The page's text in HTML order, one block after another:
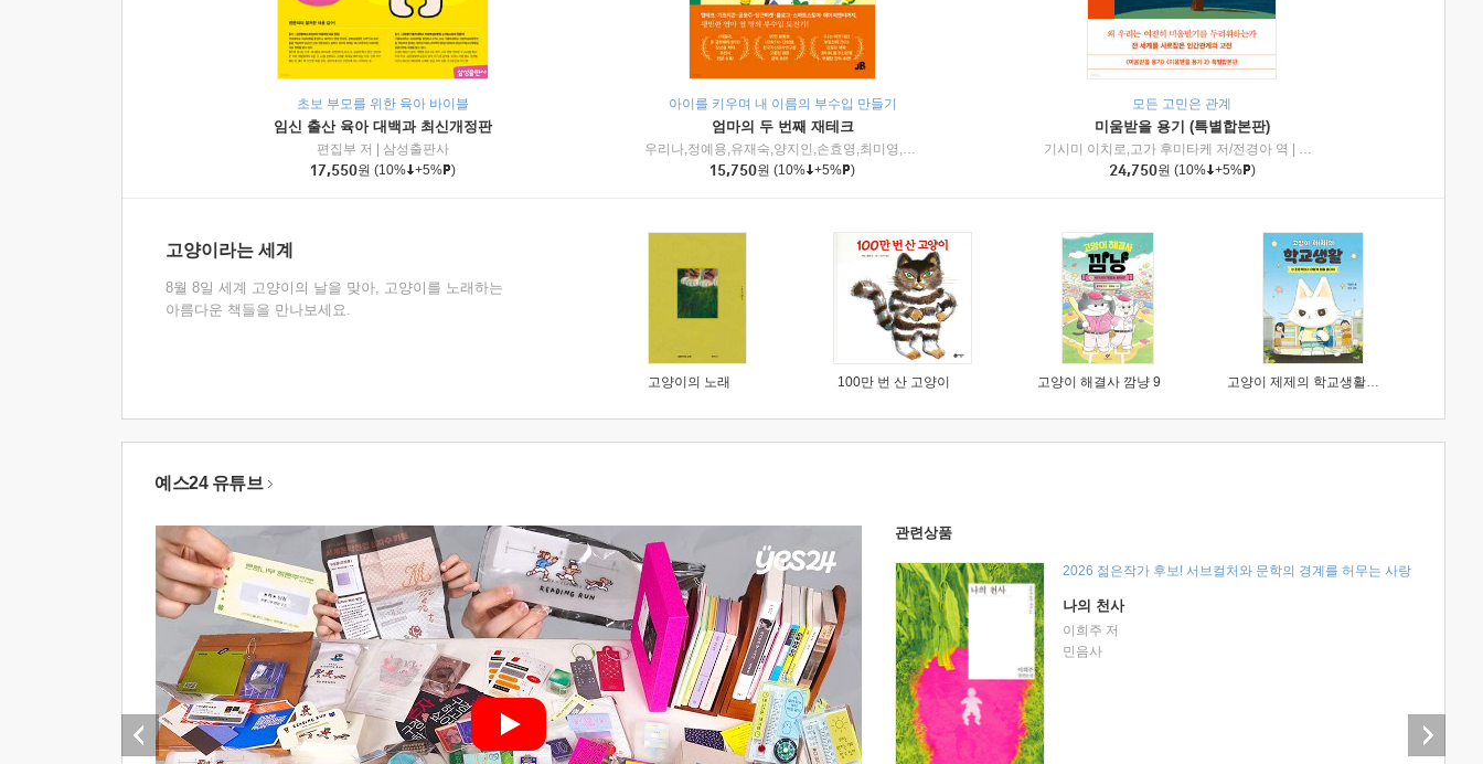
초보 부모를 위한 육아 바이블
임신 출산 육아 대백과 최신개정판
편집부 저
삼성출판사
17,550원 (10% +5% )
아이를 키우며 내 이름의 부수입 만들기
엄마의 두 번째 재테크
우리나,정예용,유재숙,양지인,손효영,최미영,조민주,이진현,차미숙,서미숙 저 | 제이브리즈북스
15,750원 (10% +5% )
모든 고민은 관계
미움받을 용기 (특별합본판)
기시미 이치로,고가 후미타케 저/전경아 역
인플루엔셜
24,750원 (10% +5% )
고양이라는 세계
8월 8일 세계 고양이의 날을 맞아, 고양이를 노래하는
아름다운 책들을 만나보세요.
고양이의 노래 100만 번 산 고양이 고양이 해결사 깜냥 9 고양이 제제의 학교생활 1 : 초등학생이 이렇게 힘들 줄이야
예스24 유튜브
관련상품
2026 젊은작가 후보! 서브컬처와 문학의 경계를 허무는 사랑
나의 천사
이희주 저
민음사